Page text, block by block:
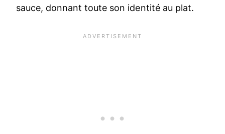
sauce, donnant toute son identité au plat.